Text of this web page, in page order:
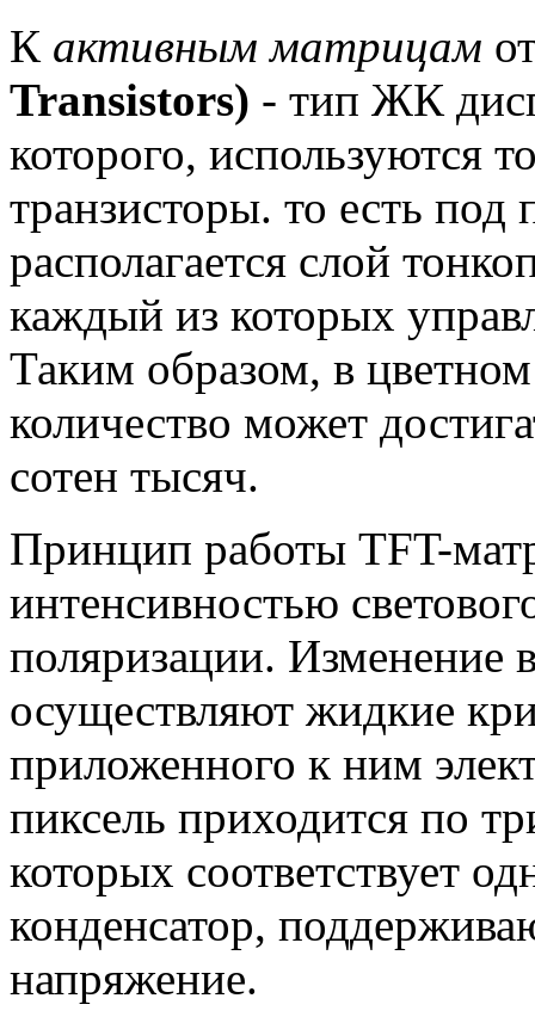
К активным матрицам
Transistors) - тип ЖК
которого, используются
транзисторы. то есть под
располагается слой
каждый из которых
Таким образом, в
количество может
сотен тысяч.
Принцип работы TFT-
интенсивностью
поляризации. Изменение
осуществляют жидкие
приложенного к ним
пиксель приходится по
которых соответствует
конденсатор,
напряжение.